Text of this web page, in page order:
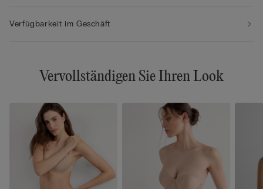
Verfügbarkeit im Geschäft
Vervollständigen Sie Ihren Look